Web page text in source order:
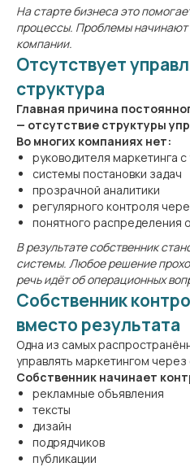
На старте бизнеса это
процессы. Проблемы начинают
компании.
Отсутствует
структура
Главная причина
— отсутствие структуры
Во многих компаниях нет:
руководителя маркетинга
системы постановки задач
прозрачной аналитики
регулярного контроля
понятного распределения
В результате собственник
системы. Любое решение
речь идёт об операционных
Собственник
вместо результата
Одна из самых
управлять маркетингом
Собственник начинает
рекламные объявления
тексты
дизайн
подрядчиков
публикации